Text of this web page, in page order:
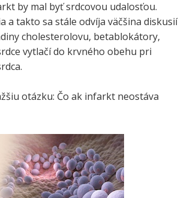
by mal byť srdcovou udalosťou.
a takto sa stále odvíja väčšina diskusií
cholesterolovu, betablokátory,
vytlačí do krvného obehu pri
otázku: Čo ak infarkt neostáva